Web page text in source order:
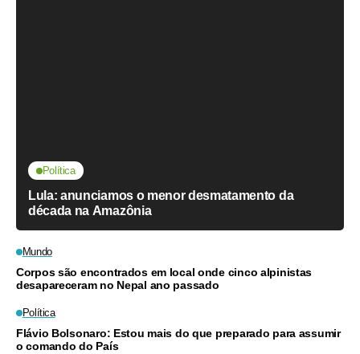
Política
Lula: anunciamos o menor desmatamento da
década na Amazônia
Mundo
Corpos são encontrados em local onde cinco alpinistas
desapareceram no Nepal ano passado
Política
Flávio Bolsonaro: Estou mais do que preparado para assumir
o comando do País